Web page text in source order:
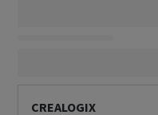
CREALOGIX